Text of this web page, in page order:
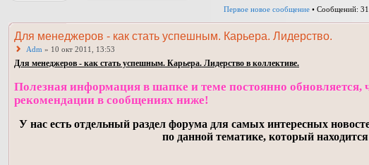
Первое новое сообщение • Сообщений:
Для менеджеров - как стать успешным. Карьера. Лидерство.
Adm » 10 окт 2011, 13:53
Для менеджеров - как стать успешным. Карьера. Лидерство в коллективе.
Полезная информация в шапке и теме постоянно обновляется,
рекомендации в сообщениях ниже!
У нас есть отдельный раздел форума для самых интересных
по данной тематике, который